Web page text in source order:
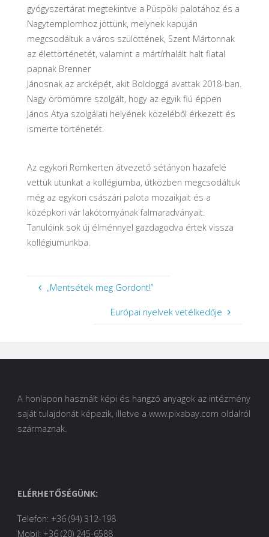
gyógyszertárat megtekintve a Püspöki palotához és a
Nagytemplomhoz jöttünk, melynek kapuján
megcsodáltuk a város szülöttének, Szent Mártonnak
az élettörténetét, valamint a mártírhalált halt fiatal
papnak Brenner
Jánosnak az arcképét, akit Boldoggá avattak 2018-ban.
Nagy örömömre szolgált, hogy az egyik fiú éppen
János Atya szolgálati helyének közeléből érkezett és
ismerte történetét.
Az egykori Romkerten átvezető sétányon hazafelé
vettük utunkat a kollégiumba, útközben megcsodáltuk
még az egykori császári palota mozaikjait és a
középkori vár lakótornyának falmaradványait.
Tanulóink sok új élménnyel gazdagodva értek vissza
kollégiumunkba.
„Mentsétek meg Gordont!”
Európai nyelvek vetélkedője
A honlapon használt képi és hangzó anyagok az intézmény
saját tulajdonát képezik, illetve a www.pixabay.com oldalról
származnak.
ELÉRHETŐSÉGÜNK:
Telefon: +36 (94) 312-198
Mobil: +36 (20) 245-6588